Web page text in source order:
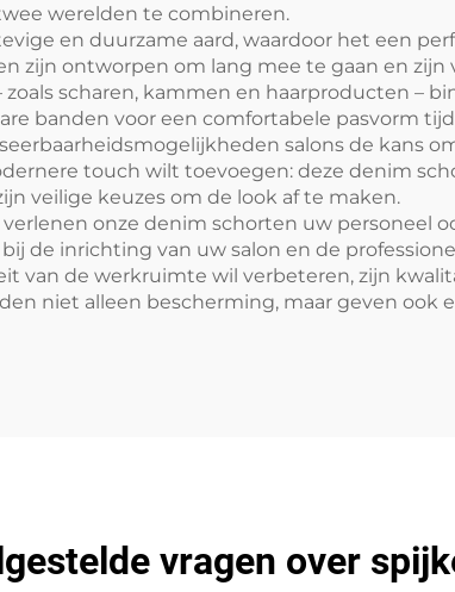
werelden te combineren.
en duurzame aard, waardoor het een
zijn ontworpen om lang mee te gaan en
scharen, kammen en haarproducten –
banden voor een comfortabele pasvorm
salons de kans
touch wilt toevoegen: deze denim
veilige keuzes om de look af te maken.
onze denim schorten uw personeel
de inrichting van uw salon en de
van de werkruimte wil verbeteren, zijn
niet alleen bescherming, maar geven ook
vragen over